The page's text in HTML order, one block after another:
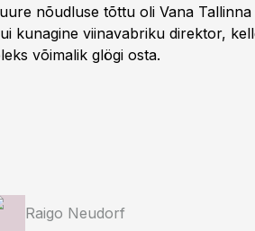
nõudluse tõttu oli Vana
kunagine viinavabriku direktor,
võimalik glögi osta.
Raigo Neudorf